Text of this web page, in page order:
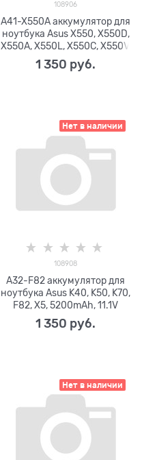
108906
A41-X550A аккумулятор для
ноутбука Asus X550, X550D,
X550A, X550L, X550C, X550V,
2600mAh, 14.4V
1 350 руб.
Нет в наличии
108908
A32-F82 аккумулятор для
ноутбука Asus K40, K50, K70,
F82, X5, 5200mAh, 11.1V
1 350 руб.
Нет в наличии